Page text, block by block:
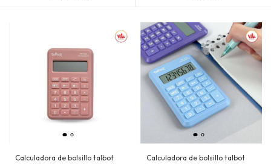
Calculadora de bolsillo talbot
Calculadora de bolsillo talbot